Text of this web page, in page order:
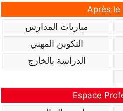
Après le
مباريات المدارس
التكوين المهني
الدراسة بالخارج
Espace